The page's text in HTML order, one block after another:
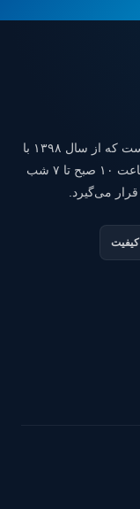
دوتز یک موسسه تحقیقاتی و آموزشی معتبر است که از سال ۱۳۹۸ با
حضور اساتید برتر و تیم متخصص، روزانه از ساعت ۱۰ صبح تا ۷ شب
می‌گیرد.